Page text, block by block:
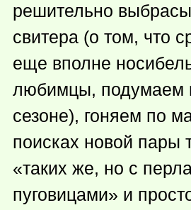
решительно
свитера (о том, что
еще вполне
любимцы, подумаем
сезоне), гоняем по
поисках новой пары
«таких же, но с
пуговицами» и